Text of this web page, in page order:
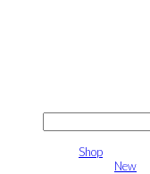
Shop
New